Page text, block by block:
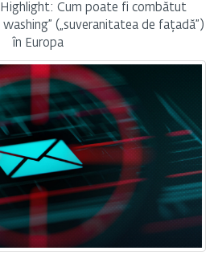
Highlight: Cum poate fi combătut
(„suveranitatea de fațadă”)
în Europa